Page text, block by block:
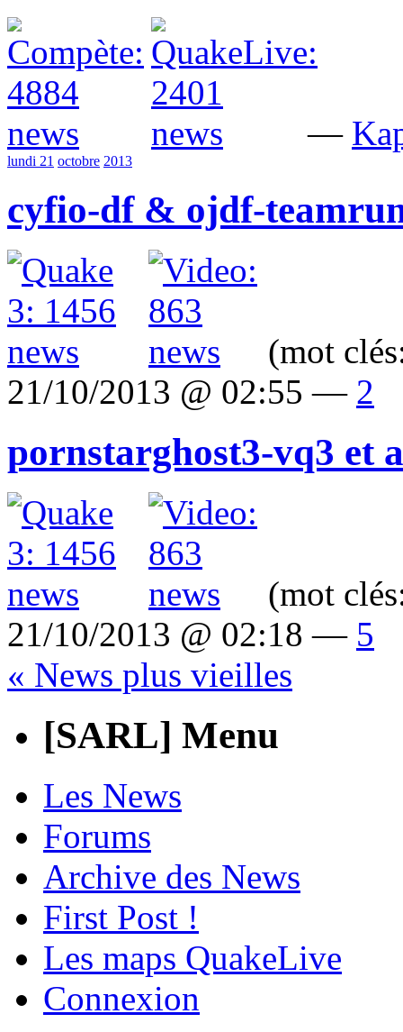
—
lundi 21 octobre 2013
cyfio-df & ojdf-
(mot
21/10/2013 @ 02:55 — 2
pornstarghost3-vq3 et
(mot
21/10/2013 @ 02:18 — 5
« News plus vieilles
[SARL] Menu
Les News
Forums
Archive des News
First Post !
Les maps QuakeLive
Connexion